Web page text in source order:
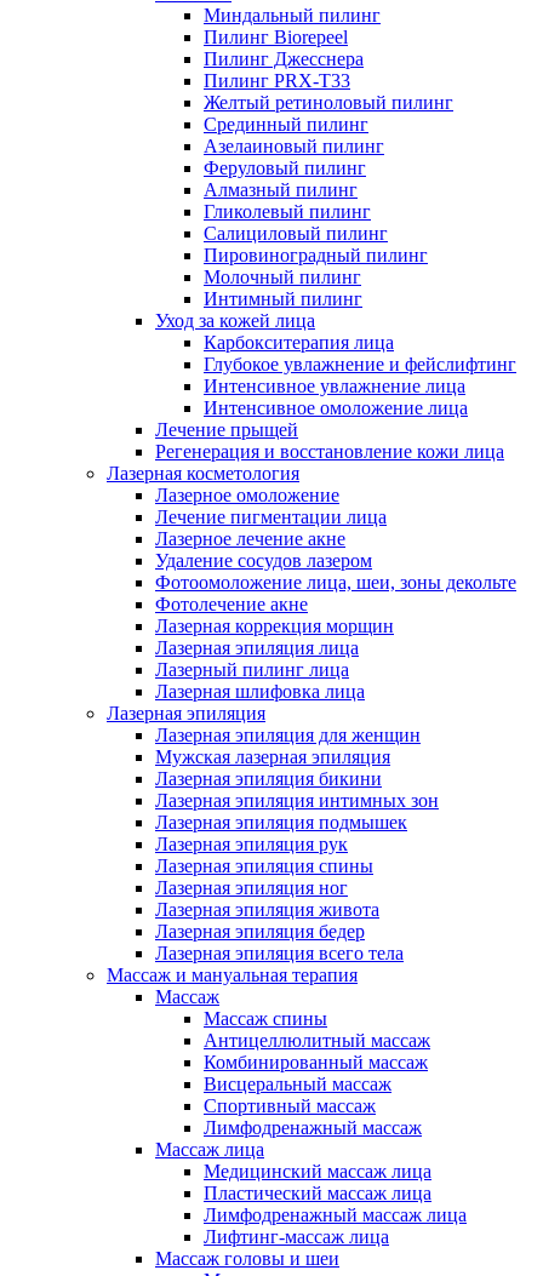
Миндальный пилинг
Пилинг Biorepeel
Пилинг Джесснера
Пилинг PRX-T33
Желтый ретиноловый пилинг
Срединный пилинг
Азелаиновый пилинг
Феруловый пилинг
Алмазный пилинг
Гликолевый пилинг
Салициловый пилинг
Пировиноградный пилинг
Молочный пилинг
Интимный пилинг
Уход за кожей лица
Карбокситерапия лица
Глубокое увлажнение и фейслифтинг
Интенсивное увлажнение лица
Интенсивное омоложение лица
Лечение прыщей
Регенерация и восстановление кожи лица
Лазерная косметология
Лазерное омоложение
Лечение пигментации лица
Лазерное лечение акне
Удаление сосудов лазером
Фотоомоложение лица, шеи, зоны декольте
Фотолечение акне
Лазерная коррекция морщин
Лазерная эпиляция лица
Лазерный пилинг лица
Лазерная шлифовка лица
Лазерная эпиляция
Лазерная эпиляция для женщин
Мужская лазерная эпиляция
Лазерная эпиляция бикини
Лазерная эпиляция интимных зон
Лазерная эпиляция подмышек
Лазерная эпиляция рук
Лазерная эпиляция спины
Лазерная эпиляция ног
Лазерная эпиляция живота
Лазерная эпиляция бедер
Лазерная эпиляция всего тела
Массаж и мануальная терапия
Массаж
Массаж спины
Антицеллюлитный массаж
Комбинированный массаж
Висцеральный массаж
Спортивный массаж
Лимфодренажный массаж
Массаж лица
Медицинский массаж лица
Пластический массаж лица
Лимфодренажный массаж лица
Лифтинг-массаж лица
Массаж головы и шеи